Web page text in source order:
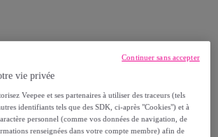
vie privée
Veepee et ses partenaires à utiliser des traceurs (tels
identifiants tels que des SDK, ci-après "Cookies") et à
personnel (comme vos données de navigation, de
renseignées dans votre compte membre) afin de
Continuer sans accepter